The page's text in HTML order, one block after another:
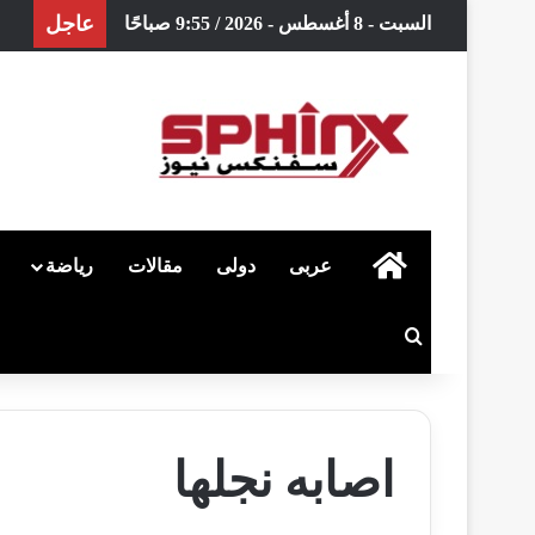
السبت - 8 أغسطس - 2026 / 9:55 صباحًا عاجل
الرئيسية
عربى دولى مقالات رياضة
اصابه نجلها